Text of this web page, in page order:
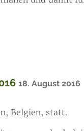
18. August 2016
Belgien, statt.